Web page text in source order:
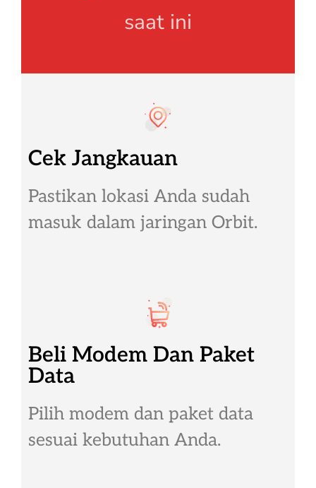
saat ini
Cek Jangkauan
Pastikan lokasi Anda sudah
masuk dalam jaringan Orbit.
Beli Modem Dan Paket
Data
Pilih modem dan paket data
sesuai kebutuhan Anda.